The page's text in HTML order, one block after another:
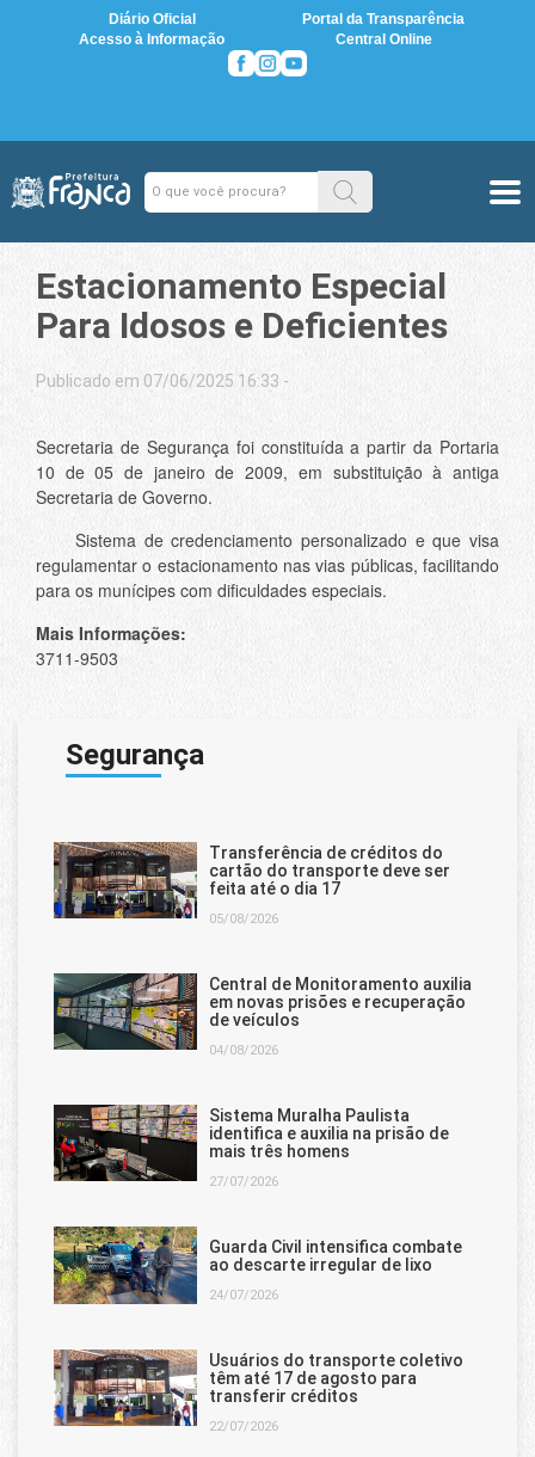
Diário Oficial
Portal da Transparência
Acesso à Informação
Central Online
Estacionamento Especial
Para Idosos e Deficientes
Publicado em 07/06/2025 16:33 -
Secretaria de Segurança foi constituída a partir da Portaria
10 de 05 de janeiro de 2009, em substituição à antiga
Secretaria de Governo.
Sistema de credenciamento personalizado e que visa
regulamentar o estacionamento nas vias públicas, facilitando
para os munícipes com dificuldades especiais.
Mais Informações:
3711-9503
Segurança
Transferência de créditos do
cartão do transporte deve ser
feita até o dia 17
05/08/2026
Central de Monitoramento auxilia
em novas prisões e recuperação
de veículos
04/08/2026
Sistema Muralha Paulista
identifica e auxilia na prisão de
mais três homens
27/07/2026
Guarda Civil intensifica combate
ao descarte irregular de lixo
24/07/2026
Usuários do transporte coletivo
têm até 17 de agosto para
transferir créditos
22/07/2026